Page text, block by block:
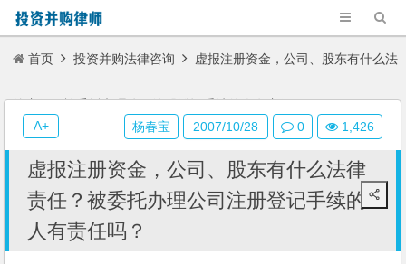
首页 投资并购法律咨询 虚报注册资金，公司、股东有什么法
律责任？被委托办理公司注册登记手续的人有责任吗？
虚报注册资金，公司、股东有什么法律
责任？被委托办理公司注册登记手续的
人有责任吗？
杨春宝 2007/10/28 0 1,426
A+